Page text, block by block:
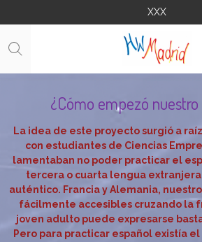
direct
naar
hoofdinhoud
XXX
¿Cómo empezó
La idea de este proyecto surgió a
con estudiantes de Ciencias
lamentaban no poder practicar el
tercera o cuarta lengua
auténtico. Francia y Alemania,
fácilmente accesibles cruzando la
joven adulto puede expresarse
Pero para practicar español existía